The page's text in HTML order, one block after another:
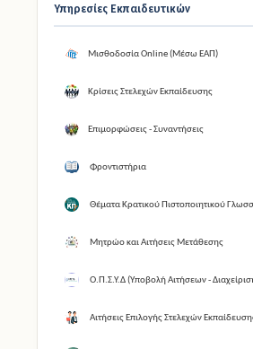
Υπηρεσίες Εκπαιδευτικών
Μισθοδοσία Online (Μέσω ΕΑΠ)
Κρίσεις Στελεχών Εκπαίδευσης
Επιμορφώσεις - Συναντήσεις
Φροντιστήρια
Θέματα Κρατικού Πιστοποιητικού
Μητρώο και Αιτήσεις Μετάθεσης
Ο.Π.Σ.Υ.Δ (Υποβολή Αιτήσεων -
Αιτήσεις Επιλογής Στελεχών